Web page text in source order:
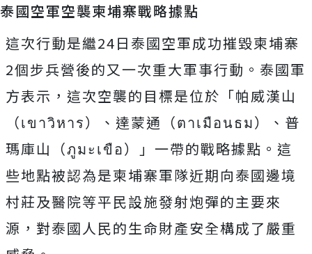
泰國空軍空襲柬埔寨戰略據點
這次行動是繼24日泰國空軍成功摧毀柬埔寨
2個步兵營後的又一次重大軍事行動。泰國軍
方表示，這次空襲的目標是位於「帕威漢山
（เขาวิหาร）、達蒙通（ตาเมือนธม）、普
瑪庫山（ภูมะเขือ）」一帶的戰略據點。這
些地點被認為是柬埔寨軍隊近期向泰國邊境
村莊及醫院等平民設施發射炮彈的主要來
源，對泰國人民的生命財產安全構成了嚴重